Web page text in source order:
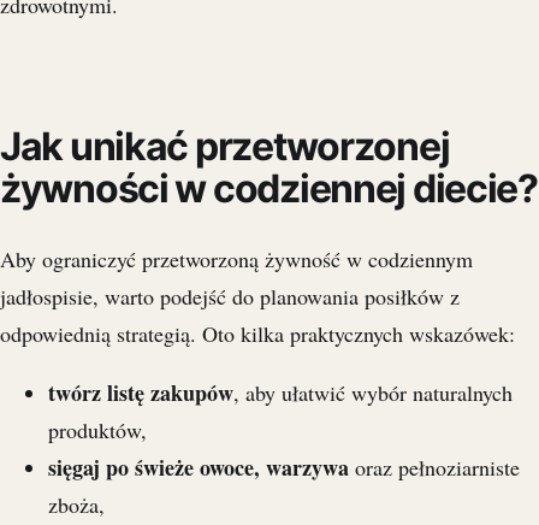
Jak unikać przetworzonej
żywności w codziennej diecie?
Aby ograniczyć przetworzoną żywność w codziennym
jadłospisie, warto podejść do planowania posiłków z
odpowiednią strategią. Oto kilka praktycznych wskazówek:
twórz listę zakupów, aby ułatwić wybór naturalnych
produktów,
sięgaj po świeże owoce, warzywa oraz pełnoziarniste
zboża,